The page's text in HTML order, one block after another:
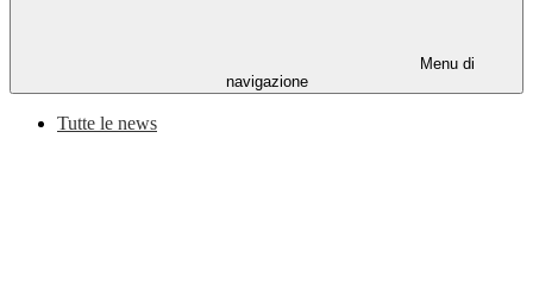
Menu di
navigazione
Tutte le news